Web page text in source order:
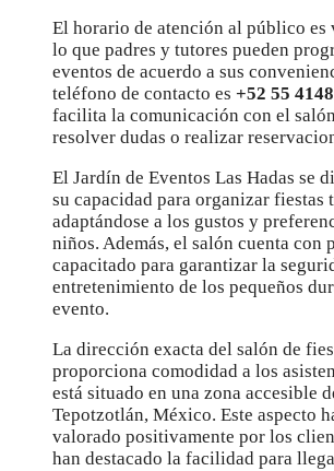
El horario de atención al público es
lo que padres y tutores pueden
eventos de acuerdo a sus
teléfono de contacto es +52 55
facilita la comunicación con el
resolver dudas o realizar
El Jardín de Eventos Las Hadas se
su capacidad para organizar fiestas
adaptándose a los gustos y
niños. Además, el salón cuenta con
capacitado para garantizar la
entretenimiento de los pequeños
evento.
La dirección exacta del salón de
proporciona comodidad a los
está situado en una zona accesible
Tepotzotlán, México. Este aspecto
valorado positivamente por los
han destacado la facilidad para